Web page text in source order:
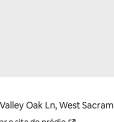
Oak Ln, West